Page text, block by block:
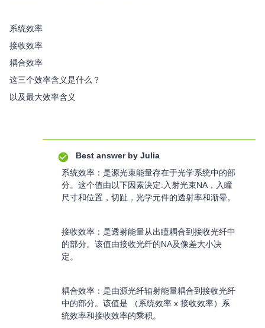
系统效率
接收效率
耦合效率
这三个效率含义是什么？
以及最大效率含义
Best answer by Julia
系统效率：是源光束能量存在于光学系统中的部
分。这个值由以下因素决定:入射光束NA，入瞳
尺寸和位置，切趾，光学元件的透射率和渐晕。
接收效率：是透射能量从出瞳耦合到接收光纤中
的部分。该值由接收光纤的NA及像差大小决
定。
耦合效率：是由源光纤辐射能量耦合到接收光纤
中的部分。该值是 （系统效率 x 接收效率）系
统效率和接收效率的乘积。